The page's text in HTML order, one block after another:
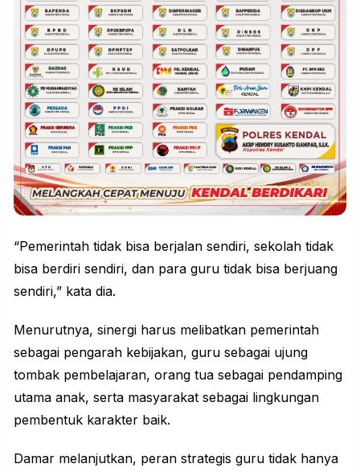
“Pemerintah tidak bisa berjalan sendiri, sekolah tidak
bisa berdiri sendiri, dan para guru tidak bisa berjuang
sendiri,” kata dia.
Menurutnya, sinergi harus melibatkan pemerintah
sebagai pengarah kebijakan, guru sebagai ujung
tombak pembelajaran, orang tua sebagai pendamping
utama anak, serta masyarakat sebagai lingkungan
pembentuk karakter baik.
Damar melanjutkan, peran strategis guru tidak hanya